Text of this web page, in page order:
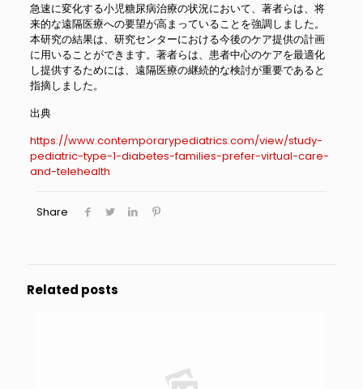
急速に変化する小児糖尿病治療の状況において、著者らは、将
来的な遠隔医療への要望が高まっていることを強調しました。
本研究の結果は、研究センターにおける今後のケア提供の計画
に用いることができます。著者らは、患者中心のケアを最適化
し提供するためには、遠隔医療の継続的な検討が重要であると
指摘しました。
出典
https://www.contemporarypediatrics.com/view/study-
pediatric-type-1-diabetes-families-prefer-virtual-care-
and-telehealth
Share
Related posts